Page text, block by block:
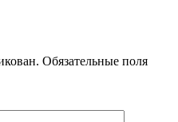
Обязательные поля